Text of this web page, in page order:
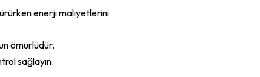
enerji maliyetlerini
ömürlüdür.
sağlayın.